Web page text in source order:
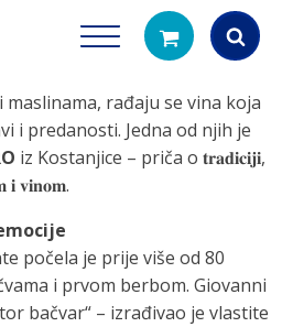
rađaju se vina koja
i predanosti. Jedna od njih je
iz Kostanjice – priča o 𝐭𝐫𝐚𝐝𝐢𝐜𝐢𝐣𝐢,
𝐢 𝐯𝐢𝐧𝐨𝐦.
počela je prije više od 80
i prvom berbom. Giovanni
bačvar“ – izrađivao je vlastite